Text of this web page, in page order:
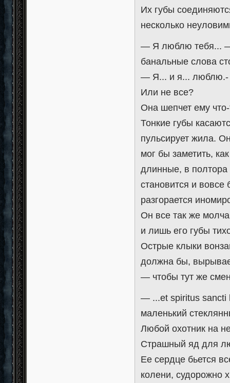
Их губы
несколько
— Я люблю тебя... —
банальные слова
— Я... и я... люблю.-
Или не все?
Она шепчет ему
Тонкие губы
пульсирует жила.
мог бы заметить,
длинные, в
становится и
разгорается
Он все так же
и лишь его губы
Острые клыки
должна бы,
— чтобы тут же
— ...et spiritus sancti
маленький
Любой охотник на
Страшный яд для
Ее сердце бьется
колени, судорожно